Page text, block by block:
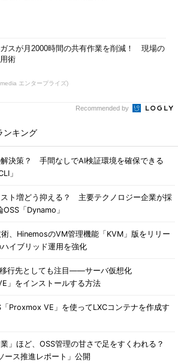
スが月2000時間の共有作業を削減！ 現場の
術
エンタープライズ)
Recommended by
ンキング
決策？ 手間なしでAI検証環境を確保できる
」
ト増どう抑える？ 主要テクノロジー企業が採
「Dynamo」
、HinemosのVM管理機能「KVM」版をリリー
イブリッド運用を強化
移行先としても注目――サーバ仮想化
」をインストールする方法
Proxmox VE」を使ってLXCコンテナを作成す
業」ほど、OSS管理の甘さで足をすくわれる？
ース推進レポート」公開